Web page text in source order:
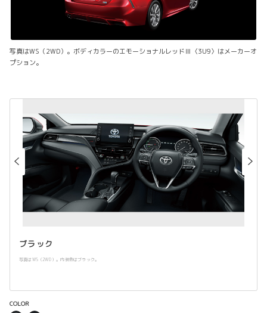
写真はWS（2WD）。ボディカラーのエモーショナルレッドⅢ〈3U9〉はメーカーオ
プション。
ブラック
写真はWS（2WD）。内装色はブラック。
COLOR